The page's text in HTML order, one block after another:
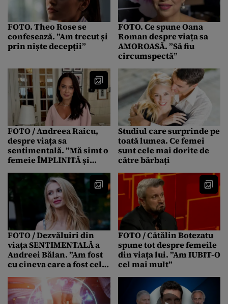
FOTO. Theo Rose se
confesează. ”Am trecut și
prin niște decepții”
FOTO. Ce spune Oana
Roman despre viața sa
AMOROASĂ. ”Să fiu
circumspectă”
FOTO / Andreea Raicu,
despre viața sa
sentimentală. ”Mă simt o
femeie ÎMPLINITĂ și
bărbat lângă mine”
Studiul care surprinde pe
toată lumea. Ce femei
sunt cele mai dorite de
către bărbați
FOTO / Dezvăluiri din
viața SENTIMENTALĂ a
Andreei Bălan. ”Am fost
cu cineva care a fost cel
FOTO / Cătălin Botezatu
spune tot despre femeile
din viața lui. ”Am IUBIT-O
cel mai mult”